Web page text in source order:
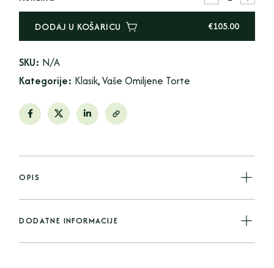
DODAJ U KOŠARICU €105.00
SKU: N/A
Kategorije: Klasik,Vaše Omiljene Torte
OPIS
DODATNE INFORMACIJE